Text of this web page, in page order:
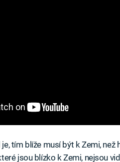
tím blíže musí být k Zemi, než
jsou blízko k Zemi, nejsou